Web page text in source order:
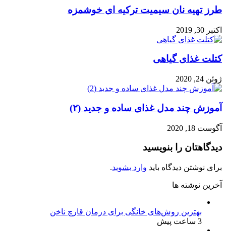
طرز تهیه نان سیمیت ترکیه ای خوشمزه
اکتبر 30, 2019
کتلت غذای گیاهی
ژوئن 24, 2020
آموزش چند مدل غذای ساده و جدید (۲)
آگوست 18, 2020
دیدگاهتان را بنویسید
برای نوشتن دیدگاه باید وارد بشوید.
آخرین نوشته ها
بهترین روش‌های خانگی برای درمان قارچ ناخن
3 ساعت پیش